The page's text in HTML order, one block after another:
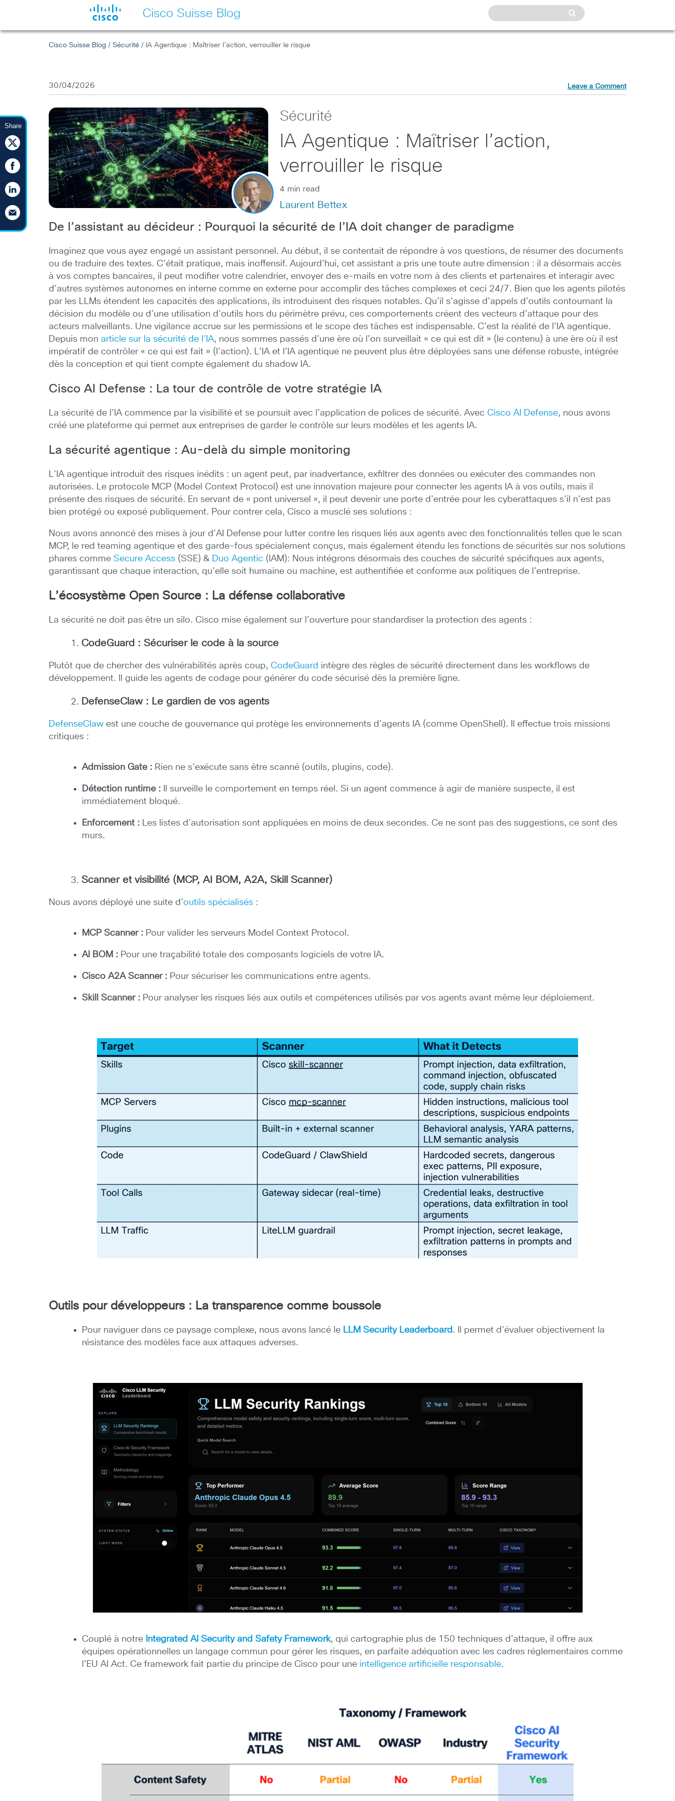
Cisco Suisse Blog
Share
Cisco Suisse Blog /Sécurité / IA Agentique : Maîtriser l’action, verrouiller le risque
30/04/2026 Leave a Comment
Sécurité
IA Agentique : Maîtriser l’action,
verrouiller le risque
4 min read
Laurent Bettex
De l’assistant au décideur : Pourquoi la sécurité de l’IA doit changer de paradigme
Imaginez que vous ayez engagé un assistant personnel. Au début, il se contentait de répondre à vos questions, de résumer des documents
ou de traduire des textes. C’était pratique, mais inoffensif. Aujourd’hui, cet assistant a pris une toute autre dimension : il a désormais accès
à vos comptes bancaires, il peut modifier votre calendrier, envoyer des e-mails en votre nom à des clients et partenaires et interagir avec
d’autres systèmes autonomes en interne comme en externe pour accomplir des tâches complexes et ceci 24/7. Bien que les agents pilotés
par les LLMs étendent les capacités des applications, i ls introduisent des risques notables. Qu’il s’agisse d’appels d’outils contournant la
décision du modèle ou d’une utilisation d’outils hors du périmètre prévu, ces comportements créent des vecteurs d’attaque pour des
acteurs malveillants. Une vigilance accrue sur les permissions et le scope des tâches est indispensable. C’est la réalité de l’IA agentique.
Depuis monarticle sur la sécurité de l’IA, nous sommes passés d’une ère où l’on surveillait « ce qui est dit » (le contenu) à une ère où il est
impératif de contrôler « ce qui est fait » (l’action). L’IA et l’IA agentique ne peuvent plus être déployées sans une défense robuste, intégrée
dès la conception et qui tient compte également du shadow IA.
Cisco AI Defense : La tour de contrôle de votre stratégie IA
La sécurité de l’IA commence par la visibilité et se poursuit avec l’application de polices de sécurité. AvecCisco AI Defense, nous avons
créé une plateforme qui permet aux entreprises de garder le contrôle sur leurs modèles et les agents IA.
La sécurité agentique : Au-delà du simple monitoring
L’IA agentique introduit des risques inédits : un agent peut, par inadvertance, exfiltrer des données ou exécuter des commandes non
autorisées. Le protocole MCP (Model Context Protocol) est une innovation majeure pour connecter les agents IA à vos outils, mais il
présente des risques de sécurité. En servant de « pont universel », il peut devenir une porte d’entrée pour les cyberattaques s’il n’est pas
bien protégé ou exposé publiquement. Pour contrer cela, Cisco a musclé ses solutions :
Nous avons annoncé des mises à jour d’AI Defense pour lutter contre les risques liés aux agents avec des fonctionnalités telles que le scan
MCP, le red teaming agentique et des garde-fous spécialement conçus, mais également étendu les fonctions de sécurités sur nos solutions
phares commeSecure Access (SSE) & Duo Agentic (IAM): Nous intégrons désormais des couches de sécurité spécifiques aux agents,
garantissant que chaque interaction, qu’elle soit humaine ou machine, est authentifiée et conforme aux politiques de l’entreprise.
L’écosystème Open Source : La défense collaborative
La sécurité ne doit pas être un silo. Cisco mise également sur l’ouverture pour standardiser la protection des agents :
CodeGuard : Sécuriser le code à la source
Plutôt que de chercher des vulnérabilités après coup,CodeGuard intègre des règles de sécurité directement dans les workflows de
développement. Il guide les agents de codage pour générer du code sécurisé dès la première ligne.
DefenseClaw : Le gardien de vos agents
DefenseClaw est une couche de gouvernance qui protège les environnements d’agents IA (comme OpenShell). Il effectue trois missions
critiques :
Admission Gate : Rien ne s’exécute sans être scanné (outils, plugins, code).
Détection runtime : Il surveille le comportement en temps réel. Si un agent commence à agir de manière suspecte, il est
immédiatement bloqué.
Enforcement : Les listes d’autorisation sont appliquées en moins de deux secondes. Ce ne sont pas des suggestions, ce sont des
murs.
Scanner et visibilité (MCP, AI BOM, A2A, Skill Scanner)
Nous avons déployé une suite d’outils spécialisés :
MCP Scanner : Pour valider les serveurs Model Context Protocol.
AI BOM : Pour une traçabilité totale des composants logiciels de votre IA.
Cisco A2A Scanner : Pour sécuriser les communications entre agents.
Skill Scanner : Pour analyser les risques liés aux outils et compétences utilisés par vos agents avant même leur déploiement.
Outils pour développeurs : La transparence comme boussole
Pour naviguer dans ce paysage complexe, nous avons lancé le LLM Security Leaderboard. Il permet d’évaluer objectivement la
résistance des modèles face aux attaques adverses.
Couplé à notre Integrated AI Security and Safety Framework, qui cartographie plus de 150 techniques d’attaque, il offre aux
équipes opérationnelles un langage commun pour gérer les risques, en parfaite adéquation avec les cadres réglementaires comme
l’EU AI Act. Ce framework fait partie du principe de Cisco pour une intelligence artificielle responsable.